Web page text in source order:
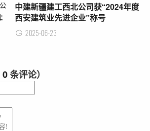
中建新疆建工西北公司获“2024年度
西安建筑业先进企业”称号
2025-06-23
0 条评论）